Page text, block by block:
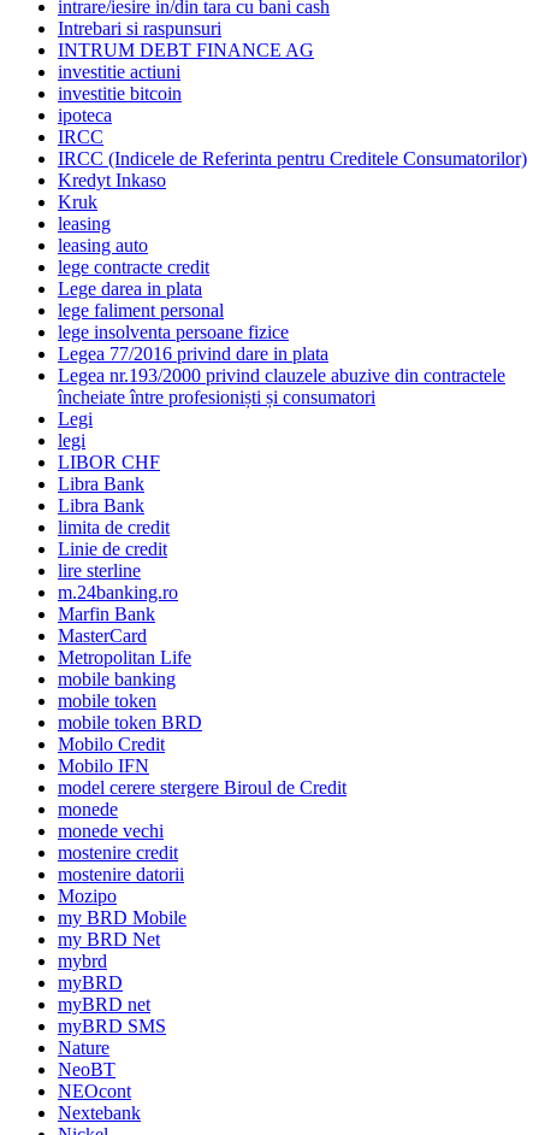
intrare/iesire in/din tara cu bani cash
Intrebari si raspunsuri
INTRUM DEBT FINANCE AG
investitie actiuni
investitie bitcoin
ipoteca
IRCC
IRCC (Indicele de Referinta pentru Creditele Consumatorilor)
Kredyt Inkaso
Kruk
leasing
leasing auto
lege contracte credit
Lege darea in plata
lege faliment personal
lege insolventa persoane fizice
Legea 77/2016 privind dare in plata
Legea nr.193/2000 privind clauzele abuzive din contractele
încheiate între profesioniști și consumatori
Legi
legi
LIBOR CHF
Libra Bank
Libra Bank
limita de credit
Linie de credit
lire sterline
m.24banking.ro
Marfin Bank
MasterCard
Metropolitan Life
mobile banking
mobile token
mobile token BRD
Mobilo Credit
Mobilo IFN
model cerere stergere Biroul de Credit
monede
monede vechi
mostenire credit
mostenire datorii
Mozipo
my BRD Mobile
my BRD Net
mybrd
myBRD
myBRD net
myBRD SMS
Nature
NeoBT
NEOcont
Nextebank